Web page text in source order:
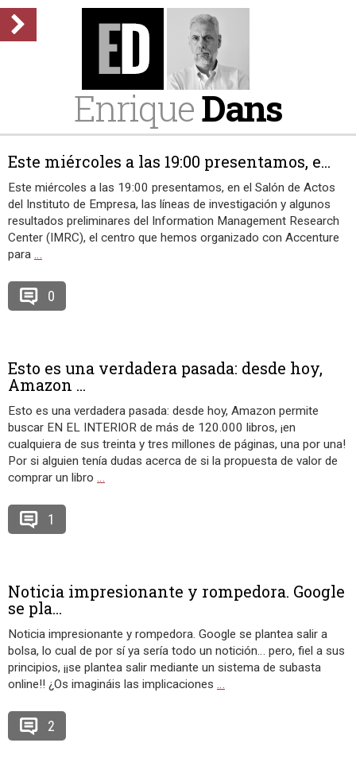
EnriqueDans
Este miércoles a las 19:00 presentamos, e...
Este miércoles a las 19:00 presentamos, en el Salón de Actos
del Instituto de Empresa, las líneas de investigación y algunos
resultados preliminares del Information Management Research
Center (IMRC), el centro que hemos organizado con Accenture
para …
0
Esto es una verdadera pasada: desde hoy,
Amazon ...
Esto es una verdadera pasada: desde hoy, Amazon permite
buscar EN EL INTERIOR de más de 120.000 libros, ¡en
cualquiera de sus treinta y tres millones de páginas, una por una!
Por si alguien tenía dudas acerca de si la propuesta de valor de
comprar un libro …
1
Noticia impresionante y rompedora. Google
se pla...
Noticia impresionante y rompedora. Google se plantea salir a
bolsa, lo cual de por sí ya sería todo un notición… pero, fiel a sus
principios, ¡¡se plantea salir mediante un sistema de subasta
online!! ¿Os imagináis las implicaciones …
2